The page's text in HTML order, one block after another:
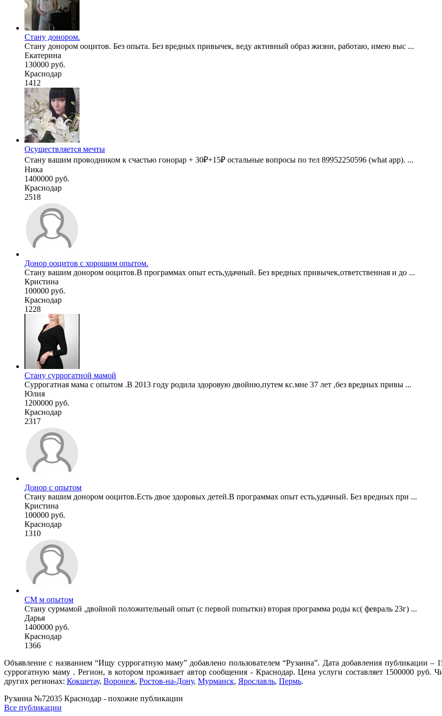
Стану донором.
Стану донором ооцитов. Без опыта. Без вредных привычек, веду активный образ жизни, работаю, имею выс ...
Екатерина
130000 руб.
Краснодар
1412
Осуществляется мечты
Стану вашим проводником к счастью гонорар + 30₽+15₽ остальные вопросы по тел 89952250596 (what app). ...
Ника
1400000 руб.
Краснодар
2518
Донор ооцитов с хорошим опытом.
Стану вашим донором ооцитов.В программах опыт есть,удачный. Без вредных привычек,ответственная и до ...
Кристина
100000 руб.
Краснодар
1228
Стану суррогатной мамой
Суррогатная мама с опытом .В 2013 году родила здоровую двойню,путем кс.мне 37 лет ,без вредных привы ...
Юлия
1200000 руб.
Краснодар
2317
Донор с опытом
Стану вашим донором ооцитов.Есть двое здоровых детей.В программах опыт есть,удачный. Без вредных при ...
Кристина
100000 руб.
Краснодар
1310
СМ м опытом
Стану сурмамой ,двойной положительный опыт (с первой попытки) вторая программа роды кс( февраль 23г) ...
Дарья
1400000 руб.
Краснодар
1366
Объявление с названием “Ищу суррогатную маму” добавлено пользователем “Рузанна”. Дата добавления публикации
суррогатную маму . Регион, в котором проживает автор сообщения - Краснодар. Цена услуги составляет 1500000 руб.
других регионах: Кокшетау, Воронеж, Ростов-на-Дону, Мурманск, Ярославль, Пермь.
Рузанна №72035 Краснодар - похожие публикации
Все публикации